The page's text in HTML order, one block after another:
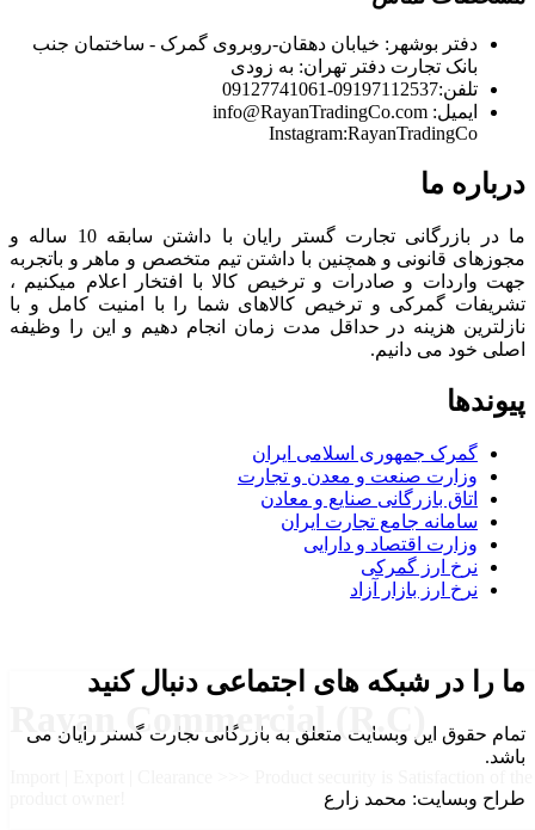
Rayan Commercial (R.C)
دفتر بوشهر: خیابان دهقان-روبروی گمرک - ساختمان جنب
بانک تجارت دفتر تهران: به زودی
تلفن:09197112537-09127741061
ایمیل: info@RayanTradingCo.com
Instagram:RayanTradingCo
درباره ما
ما در بازرگانی تجارت گستر رایان با داشتن سابقه 10 ساله و
مجوزهای قانونی و همچنین با داشتن تیم متخصص و ماهر و باتجربه
جهت واردات و صادرات و ترخیص کالا با افتخار اعلام میکنیم ،
تشریفات گمرکی و ترخیص کالاهای شما را با امنیت کامل و با
نازلترین هزینه در حداقل مدت زمان انجام دهیم و این را وظیفه
اصلی خود می دانیم.
پیوندها
گمرک جمهوری اسلامی ایران
وزارت صنعت و معدن و تجارت
اتاق بازرگانی صنایع و معادن
سامانه جامع تجارت ایران
وزارت اقتصاد و دارایی
نرخ ارز گمرکی
نرخ ارز بازار آزاد
ما را در شبکه های اجتماعی دنبال کنید
تمام حقوق این وبسایت متعلق به بازرگانی تجارت گستر رایان می
باشد.
طراح وبسایت: محمد زارع